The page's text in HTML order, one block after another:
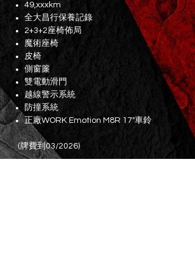
49,xxxkm
全大昌行保養記錄
2+3+2座椅佈局
魔術座椅
皮椅
側窗簾
雙電動滑門
越線警示系統
防撞系統
正廠WORK Emotion M8R 17"車鈴
(牌費到03/2026)